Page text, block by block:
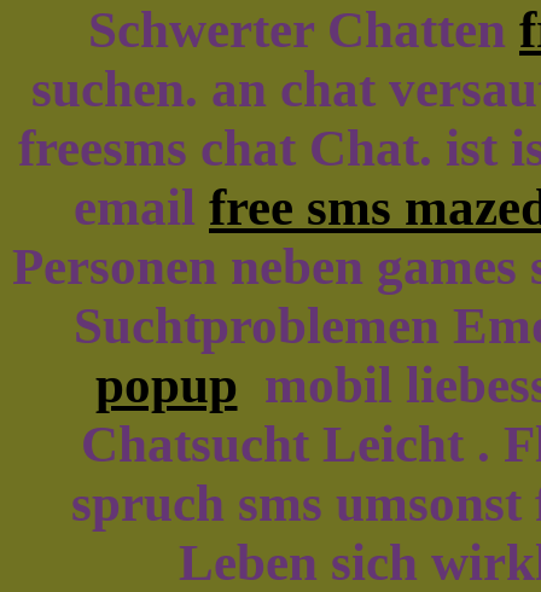
Schwerter Chatten
suchen. an chat
freesms chat Chat. ist
email free sms
Personen neben
Suchtproblemen
popup mobil
Chatsucht Leicht .
spruch sms
Leben sich